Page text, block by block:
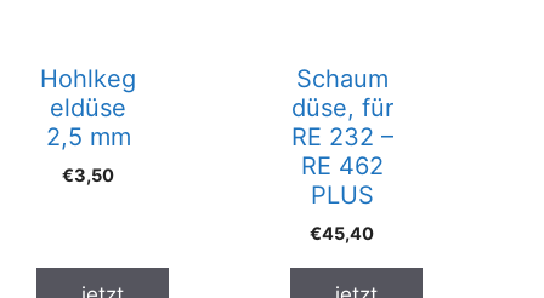
Hohlkeg
eldüse
2,5 mm
€3,50
Schaum
düse, für
RE 232 –
RE 462
PLUS
€45,40